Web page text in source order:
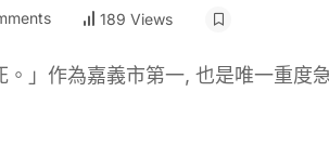
189 Views
。」作為嘉義市第一, 也是唯一重度